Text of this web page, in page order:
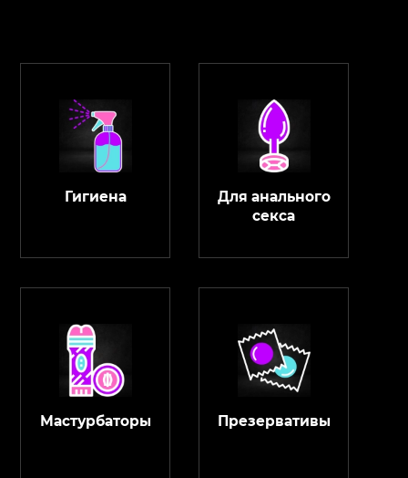
Гигиена
Для анального
секса
Мастурбаторы Презервативы